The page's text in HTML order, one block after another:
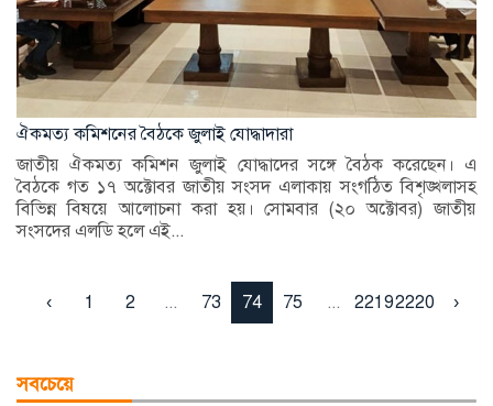
ঐকমত্য কমিশনের বৈঠকে জুলাই যোদ্ধাদারা
জাতীয় ঐকমত্য কমিশন জুলাই যোদ্ধাদের সঙ্গে বৈঠক করেছেন। এ
বৈঠকে গত ১৭ অক্টোবর জাতীয় সংসদ এলাকায় সংগঠিত বিশৃঙ্খলাসহ
বিভিন্ন বিষয়ে আলোচনা করা হয়। সোমবার (২০ অক্টোবর) জাতীয়
সংসদের এলডি হলে এই...
‹ 1 2 ... 73 74 75 ... 22192220 ›
সবচেয়ে